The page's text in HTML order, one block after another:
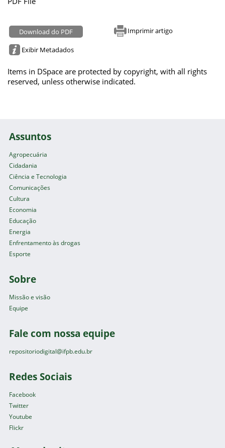
Download do PDF Imprimir artigo
Exibir Metadados
Items in DSpace are protected by copyright, with all rights
reserved, unless otherwise indicated.
Assuntos
Agropecuária
Cidadania
Ciência e Tecnologia
Comunicações
Cultura
Economia
Educação
Energia
Enfrentamento às drogas
Esporte
Sobre
Missão e visão
Equipe
Fale com nossa equipe
repositoriodigital@ifpb.edu.br
Redes Sociais
Facebook
Twitter
Youtube
Flickr